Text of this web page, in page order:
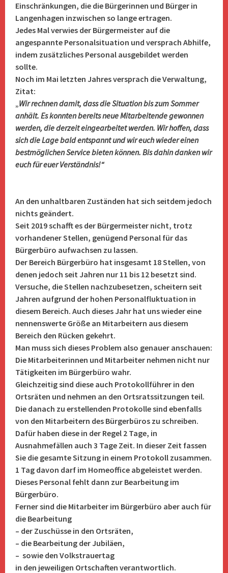
Einschränkungen, die die Bürgerinnen und Bürger in
Langenhagen inzwischen so lange ertragen.
Jedes Mal verwies der Bürgermeister auf die
angespannte Personalsituation und versprach Abhilfe,
indem zusätzliches Personal ausgebildet werden
sollte.
Noch im Mai letzten Jahres versprach die Verwaltung,
Zitat:
„Wir rechnen damit, dass die Situation bis zum Sommer
anhält. Es konnten bereits neue Mitarbeitende gewonnen
werden, die derzeit eingearbeitet werden. Wir hoffen, dass
sich die Lage bald entspannt und wir euch wieder einen
bestmöglichen Service bieten können. Bis dahin danken wir
euch für euer Verständnis!“
An den unhaltbaren Zuständen hat sich seitdem jedoch
nichts geändert.
Seit 2019 schafft es der Bürgermeister nicht, trotz
vorhandener Stellen, genügend Personal für das
Bürgerbüro aufwachsen zu lassen.
Der Bereich Bürgerbüro hat insgesamt 18 Stellen, von
denen jedoch seit Jahren nur 11 bis 12 besetzt sind.
Versuche, die Stellen nachzubesetzen, scheitern seit
Jahren aufgrund der hohen Personalfluktuation in
diesem Bereich. Auch dieses Jahr hat uns wieder eine
nennenswerte Größe an Mitarbeitern aus diesem
Bereich den Rücken gekehrt.
Man muss sich dieses Problem also genauer anschauen:
Die Mitarbeiterinnen und Mitarbeiter nehmen nicht nur
Tätigkeiten im Bürgerbüro wahr.
Gleichzeitig sind diese auch Protokollführer in den
Ortsräten und nehmen an den Ortsratssitzungen teil.
Die danach zu erstellenden Protokolle sind ebenfalls
von den Mitarbeitern des Bürgerbüros zu schreiben.
Dafür haben diese in der Regel 2 Tage, in
Ausnahmefällen auch 3 Tage Zeit. In dieser Zeit fassen
Sie die gesamte Sitzung in einem Protokoll zusammen.
1 Tag davon darf im Homeoffice abgeleistet werden.
Dieses Personal fehlt dann zur Bearbeitung im
Bürgerbüro.
Ferner sind die Mitarbeiter im Bürgerbüro aber auch für
die Bearbeitung
– der Zuschüsse in den Ortsräten,
– die Bearbeitung der Jubiläen,
– sowie den Volkstrauertag
in den jeweiligen Ortschaften verantwortlich.